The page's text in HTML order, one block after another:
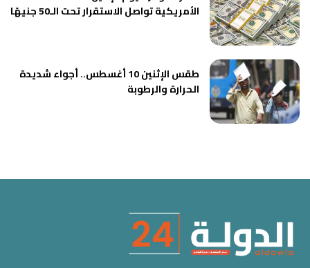
الأمريكية تواصل الاستقرار تحت الـ50 جنيهًا
طقس الإثنين 10 أغسطس.. أجواء شديدة
الحرارة والرطوبة